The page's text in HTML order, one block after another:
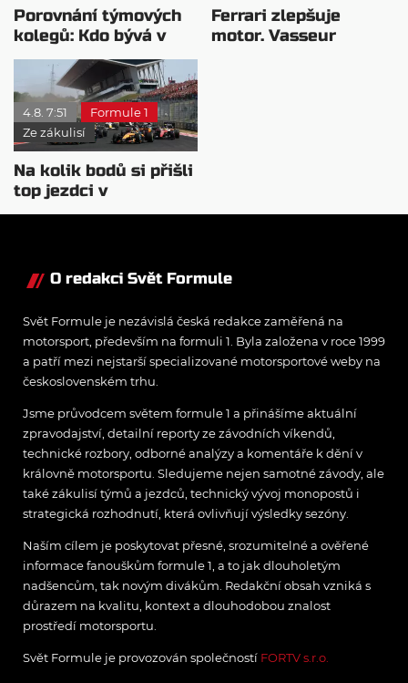
Porovnání týmových
kolegů: Kdo bývá v
sobotu nejrychlejší?
Ferrari zlepšuje
motor. Vasseur
4.8. 7:51
Formule 1
Ze zákulisí
Na kolik bodů si přišli
top jezdci v
posledních 4
O redakci Svět Formule
Svět Formule je nezávislá česká redakce zaměřená na
motorsport, především na formuli 1. Byla založena v roce 1999
a patří mezi nejstarší specializované motorsportové weby na
československém trhu.
Jsme průvodcem světem formule 1 a přinášíme aktuální
zpravodajství, detailní reporty ze závodních víkendů,
technické rozbory, odborné analýzy a komentáře k dění v
královně motorsportu. Sledujeme nejen samotné závody, ale
také zákulisí týmů a jezdců, technický vývoj monopostů i
strategická rozhodnutí, která ovlivňují výsledky sezóny.
Naším cílem je poskytovat přesné, srozumitelné a ověřené
informace fanouškům formule 1, a to jak dlouholetým
nadšencům, tak novým divákům. Redakční obsah vzniká s
důrazem na kvalitu, kontext a dlouhodobou znalost
prostředí motorsportu.
Svět Formule je provozován společností FORTV s.r.o.